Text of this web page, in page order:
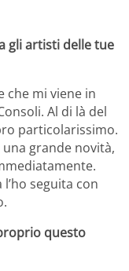
gli artisti delle tue
che mi viene in
Al di là del
particolarissimo.
grande novità,
seguita con
questo